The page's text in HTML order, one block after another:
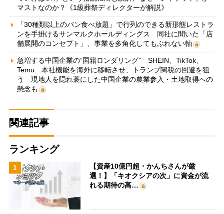
マストなのか？《1級葬祭ディレクターが解説》
「30種類以上のパン食べ放題」で行列のできる新形態レストラ
ンを手掛けるサンマルクホールディングス 同社に聞いた「店
舗展開のコンセプト」、事業を多角化してもぶれない軸
急増する中国企業の“国籍ロンダリング” SHEIN、TikTok、
Temu…本社機能を海外に移転させ、トランプ関税の回避を狙
う 現地人を隠れ蓑にした中国企業の農業参入・土地取得への
懸念も
関連記事
ランキング
1
【資産10億円超・かんちさんが厳
選！】「キオクシアの次」に資金が流
れる期待の高…